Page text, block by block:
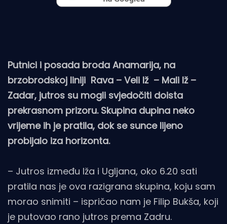
Putnici i posada broda Anamarija, na
brzobrodskoj liniji Rava – Veli Iž – Mali Iž –
Zadar, jutros su mogli svjedočiti doista
prekrasnom prizoru. Skupina dupina neko
vrijeme ih je pratila, dok se sunce lijeno
probijalo iza horizonta.
– Jutros između Iža i Ugljana, oko 6.20 sati
pratila nas je ova razigrana skupina, koju sam
morao snimiti – ispričao nam je Filip Bukša, koji
je putovao rano jutros prema Zadru.